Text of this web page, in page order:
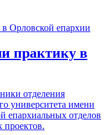
практику в
отделения
университета имени
епархиальных отделов
проектов.